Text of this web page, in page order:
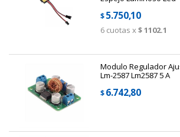
$5.750,10
6cuotas x$ 1102.1
Modulo Regulador
Lm-2587 Lm2587 5 A
$6.742,80